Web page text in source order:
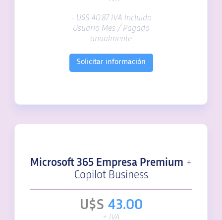
- U$S 40.87 IVA Incluido
Usuario Mes / Pagado
anualmente
Solicitar información
Microsoft 365 Empresa Premium +
Copilot Business
U$S 43.00
+ IVA